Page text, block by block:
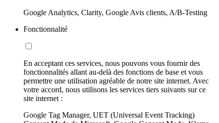
Google Analytics, Clarity, Google Avis clients, A/B-Testing
Fonctionnalité
En acceptant ces services, nous pouvons vous fournir des
fonctionnalités allant au-delà des fonctions de base et vous
permettre une utilisation agréable de notre site internet. Avec
votre accord, nous utilisons les services tiers suivants sur ce
site internet :
Google Tag Manager, UET (Universal Event Tracking)